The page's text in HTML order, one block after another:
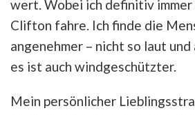
wert. Wobei ich definitiv immer
Clifton fahre. Ich finde die
angenehmer – nicht so laut
es ist auch windgeschützter.
Mein persönlicher